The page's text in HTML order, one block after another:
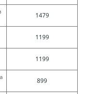
1479
1199
1199
899